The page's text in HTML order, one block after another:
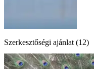
Szerkesztőségi ajánlat (12)